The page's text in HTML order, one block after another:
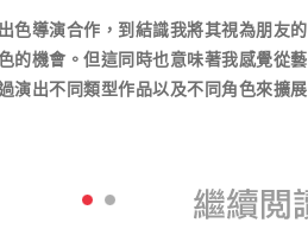
色導演合作，到結識我將其視為朋友
的機會。但這同時也意味著我感覺從
演出不同類型作品以及不同角色來擴